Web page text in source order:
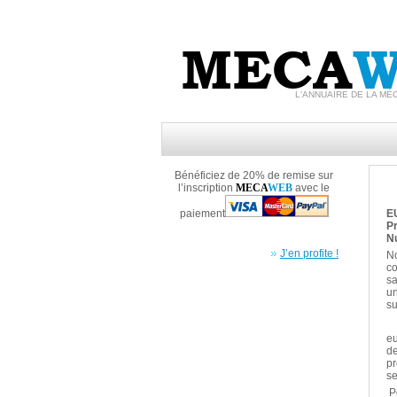
MECA
L'ANNUAIRE DE LA
Bénéficiez de 20% de remise sur
l’inscription MECAWEB avec le
paiement
J’en profite !